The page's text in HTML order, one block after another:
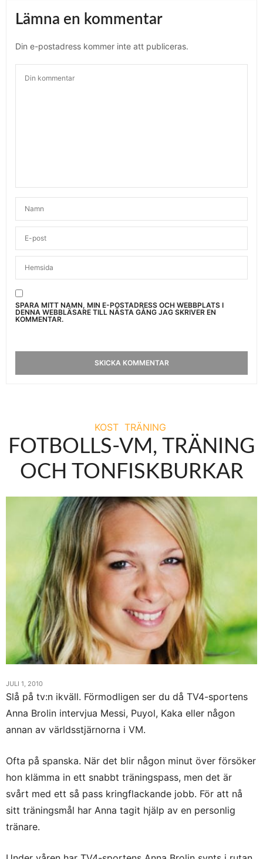
Lämna en kommentar
Din e-postadress kommer inte att publiceras.
SPARA MITT NAMN, MIN E-POSTADRESS OCH WEBBPLATS I
DENNA WEBBLÄSARE TILL NÄSTA GÅNG JAG SKRIVER EN
KOMMENTAR.
KOST TRÄNING
FOTBOLLS-VM, TRÄNING
OCH TONFISKBURKAR
JULI 1, 2010
Slå på tv:n ikväll. Förmodligen ser du då TV4-sportens
Anna Brolin intervjua Messi, Puyol, Kaka eller någon
annan av världsstjärnorna i VM.
Ofta på spanska. När det blir någon minut över försöker
hon klämma in ett snabbt träningspass, men det är
svårt med ett så pass kringflackande jobb. För att nå
sitt träningsmål har Anna tagit hjälp av en personlig
tränare.